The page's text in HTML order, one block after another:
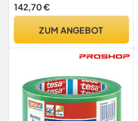
142,70 €
ZUM ANGEBOT